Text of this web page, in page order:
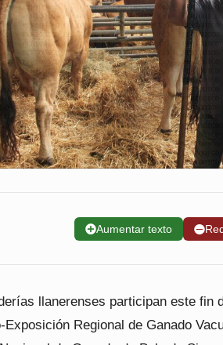
➕Aumentar texto ➖
llanerenses participan este fin
Exposición Regional de Ganado